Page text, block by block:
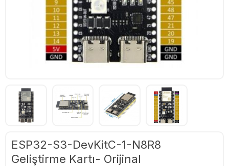
ESP32-S3-DevKitC-1-N8R8
Geliştirme Kartı- Orijinal